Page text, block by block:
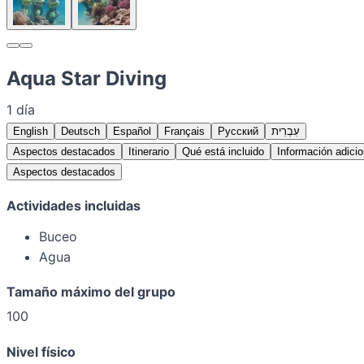
Aqua Star Diving
1 día
English Deutsch Español Français Русский
עִבְרִית
Aspectos destacados
Itinerario Qué está incluido Información
Aspectos destacados
Actividades incluidas
Buceo
Agua
Tamaño máximo del grupo
100
Nivel físico